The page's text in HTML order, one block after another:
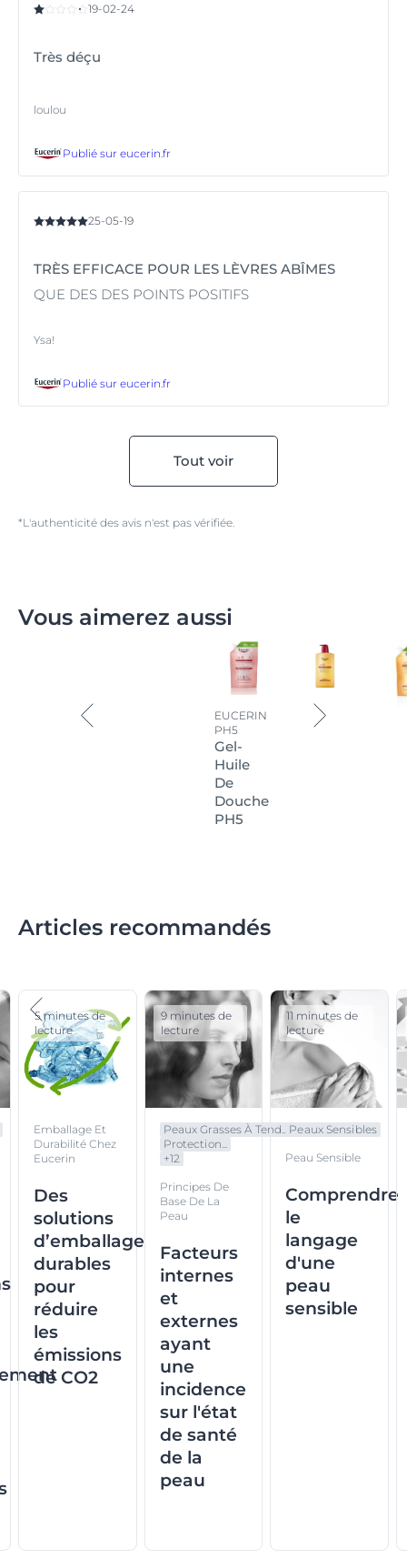
19-02-24
Très déçu
loulou
Publié sur eucerin.fr
25-05-19
TRÈS EFFICACE POUR LES LÈVRES ABÎMES
QUE DES DES POINTS POSITIFS
Ysa!
Publié sur eucerin.fr
Tout voir
*L'authenticité des avis n'est pas vérifiée.
Vous aimerez aussi
EUCERIN
PH5
Gel-
Huile
De
Douche
PH5
Articles recommandés
Emballage Et
Durabilité Chez
Eucerin
Des
solutions
d’emballage
durables
pour
réduire
les
émissions
de CO2
5 minutes de
lecture
Peaux Grasses À Tend...
Protection...
+12
Principes De
Base De La
Peau
Facteurs
internes
et
externes
ayant
une
incidence
sur l'état
de santé
de la
peau
9 minutes de
lecture
Peaux Sensibles
Peau Sensible
Comprendre
le
langage
d'une
peau
sensible
11 minutes de
lecture